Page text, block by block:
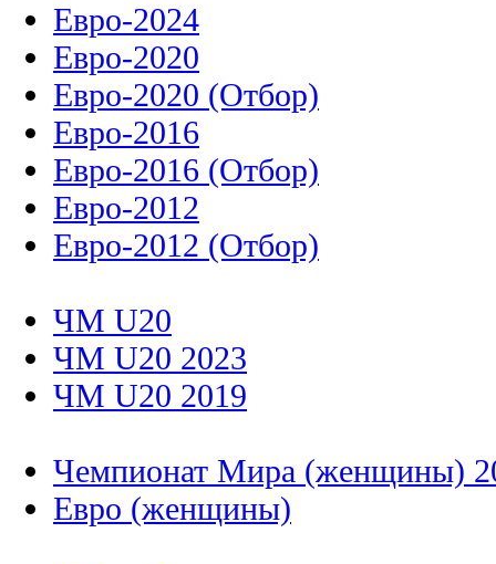
Евро-2024
Евро-2020
Евро-2020 (Отбор)
Евро-2016
Евро-2016 (Отбор)
Евро-2012
Евро-2012 (Отбор)
ЧМ U20
ЧМ U20 2023
ЧМ U20 2019
Чемпионат Мира (женщины)
Евро (женщины)